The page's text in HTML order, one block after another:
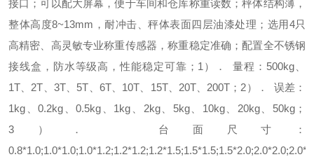
接口；可以配大屏幕，便于车间和仓库称重读数；秤体结构薄，
整体高度8~13mm，耐冲击、秤体表面四层油漆处理； 选用4只
高精密、高灵敏专业称重传感器，称重稳定准确；配置全不锈钢
接线盒，防水等级高，性能稳定可靠； 1）． 量程： 500kg、
1T、2T、3T、5T、6T、10T、15T、20T、200T； 2）． 误差：
1kg、0.2kg、0.5kg、1kg、2kg、5kg、10kg、20kg、50kg；
3）． 台面尺寸：